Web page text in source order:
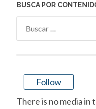
BUSCA POR
Follow
There is no media in